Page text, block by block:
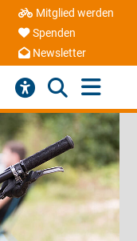
Mitglied werden
Spenden
Newsletter